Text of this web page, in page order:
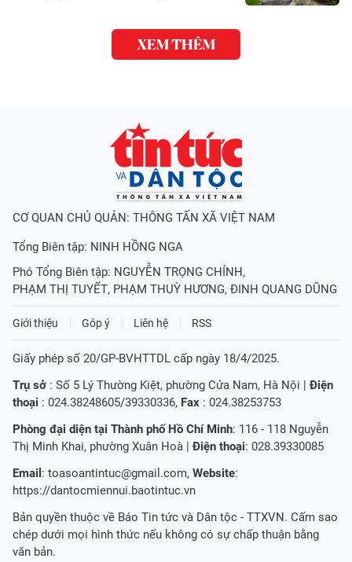
XEM THÊM
CƠ QUAN CHỦ QUẢN: THÔNG TẤN XÃ VIỆT NAM
Tổng Biên tập: NINH HỒNG NGA
Phó Tổng Biên tập: NGUYỄN TRỌNG CHÍNH,
PHẠM THỊ TUYẾT, PHẠM THUỲ HƯƠNG, ĐINH QUANG DŨNG
Giới thiệu Góp ý Liên hệ RSS
Giấy phép số 20/GP-BVHTTDL cấp ngày 18/4/2025.
Trụ sở : Số 5 Lý Thường Kiệt, phường Cửa Nam, Hà Nội |Điện
thoại : 024.38248605/39330336, Fax : 024.38253753
Phòng đại diện tại Thành phố Hồ Chí Minh: 116 - 118 Nguyễn
Thị Minh Khai, phường Xuân Hoà |Điện thoại: 028.39330085
Email : toasoantintuc@gmail.com, Website:
https://dantocmiennui.baotintuc.vn
Bản quyền thuộc về Báo Tin tức và Dân tộc - TTXVN. Cấm sao
chép dưới mọi hình thức nếu không có sự chấp thuận bằng
văn bản.